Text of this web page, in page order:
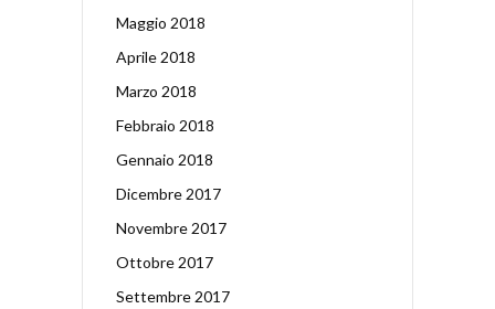
Maggio 2018
Aprile 2018
Marzo 2018
Febbraio 2018
Gennaio 2018
Dicembre 2017
Novembre 2017
Ottobre 2017
Settembre 2017